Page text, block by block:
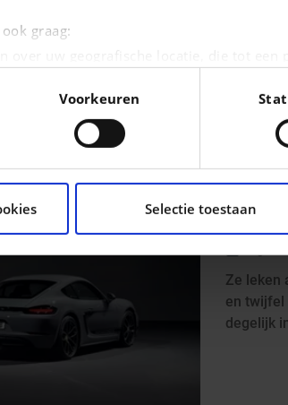
graag:
gegevens worden verwerkt en
moment wijzigen of intrekken in de
en advertenties te personaliseren,
Ook delen we informatie over uw
Deze partners kunnen deze
hebben verzameld op basis van uw
Voorkeuren
Selectie toestaan
km
DAN
Ze leken
en twijfel
degelijk